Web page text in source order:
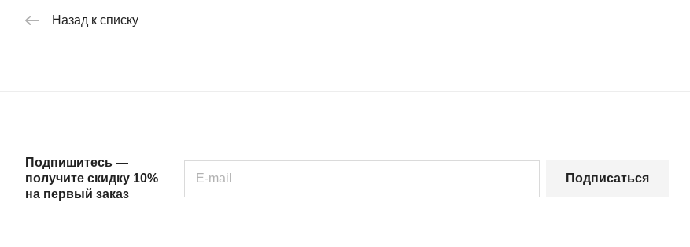
Назад к списку
Подпишитесь —
получите скидку 10%
на первый заказ
Подписаться